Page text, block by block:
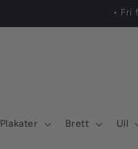
Plakater Brett Ull